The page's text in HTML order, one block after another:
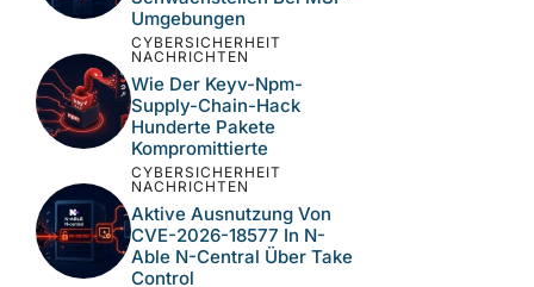
CYBERSICHERHEIT
NACHRICHTEN
Aktive Ausnutzung
Kritischer N-Central-
Schwachstellen Bei MSP-
Umgebungen
CYBERSICHERHEIT
NACHRICHTEN
Wie Der Keyv-Npm-
Supply-Chain-Hack
Hunderte Pakete
Kompromittierte
CYBERSICHERHEIT